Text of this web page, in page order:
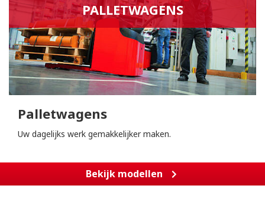
PALLETWAGENS
Palletwagens
Uw dagelijks werk gemakkelijker maken.
Bekijk modellen